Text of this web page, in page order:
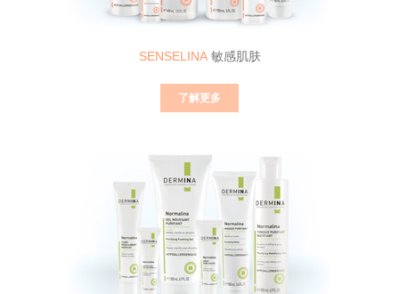
SENSELINA敏感肌肤
了解更多